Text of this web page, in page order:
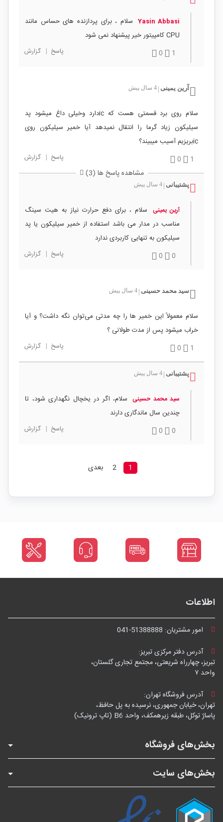
Yasin Abbasi سلام ، برای پردازنده های حساس مانند
CPU کامپیتور خیر پیشنهاد نمی شود
1
0 پاسخ | گزارش
آرین یمینی 4 سال پیش
سلام روی برد قسمتی هست که icدارد وخیلی داغ میشود پد
سیلیکون زیاد گرما را انتقال نمیدهد آیا خمیر سیلیکون روی
icبریزیم آسیب میبیند؟
1
0 پاسخ | گزارش
مشاهده پاسخ ها (3)
پشتیبانی 4 سال پیش
آرین یمینی سلام ، برای دفع حرارت نیاز به هیت سینگ
مناسب در مدار می باشد استفاده از خمیر سیلیکون یا پد
سیلیکون به تنهایی کاربردی ندارد
0
0 پاسخ | گزارش
سید محمد حسینی 4 سال پیش
سلام معمولاً این خمیر ها را چه مدتی می‌توان نگه داشت؟ و آیا
خراب میشود پس از مدت طولانی ؟
1
0 پاسخ | گزارش
پشتیبانی 4 سال پیش
سید محمد حسینی سلام، اگر در یخچال نگهداری شود، تا
چندین سال ماندگاری دارند
0
0 پاسخ | گزارش
1
2 بعدی
اطلاعات
امور مشتریان: 041-51388888
آدرس دفتر مرکزی تبریز:
تبریز، چهارراه شریعتی، مجتمع تجاری گلستان،
واحد ۷
آدرس فروشگاه تهران:
تهران، خیابان جمهوری، نرسیده به پل حافظ،
پاساژ توکل، طبقه زیرهمکف، واحد B6 (تاپ ترونیک)
بخش‌های فروشگاه
بخش‌های سایت